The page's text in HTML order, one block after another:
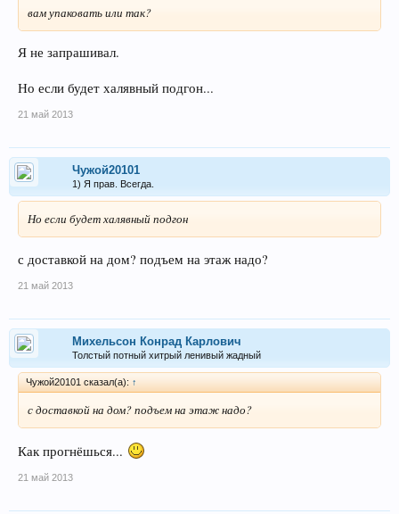
вам упаковать или так?
Я не запрашивал.
Но если будет халявный подгон...
21 май 2013
Чужой20101
1) Я прав. Всегда.
Но если будет халявный подгон
с доставкой на дом? подъем на этаж надо?
21 май 2013
Михельсон Конрад Карлович
Толстый потный хитрый ленивый жадный
Чужой20101 сказал(а): ↑
с доставкой на дом? подъем на этаж надо?
Как прогнёшься...
21 май 2013